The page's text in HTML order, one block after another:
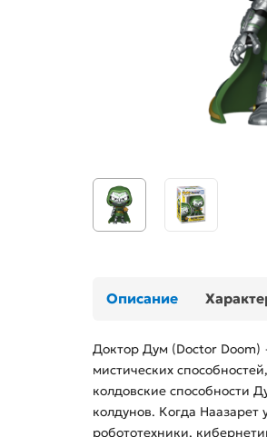
Описание
Доктор Дум (Doctor
мистических
колдовские способности
колдунов. Когда
робототехники,